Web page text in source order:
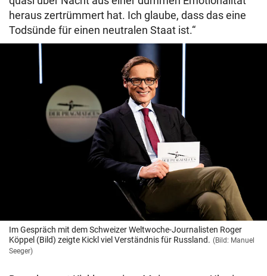
heraus zertrümmert hat. Ich glaube, dass das eine
Todsünde für einen neutralen Staat ist.“
Im Gespräch mit dem Schweizer Weltwoche-Journalisten Roger
Köppel (Bild) zeigte Kickl viel Verständnis für Russland. (Bild: Manuel
Seeger)